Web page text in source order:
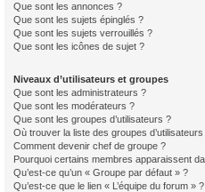
Que sont les annonces ?
Que sont les sujets épinglés ?
Que sont les sujets verrouillés ?
Que sont les icônes de sujet ?
Niveaux d’utilisateurs et groupes
Que sont les administrateurs ?
Que sont les modérateurs ?
Que sont les groupes d’utilisateurs ?
Où trouver la liste des groupes
Comment devenir chef de groupe ?
Pourquoi certains membres apparaissent
Qu’est-ce qu’un « Groupe par défaut » ?
Qu’est-ce que le lien « L’équipe du forum » ?